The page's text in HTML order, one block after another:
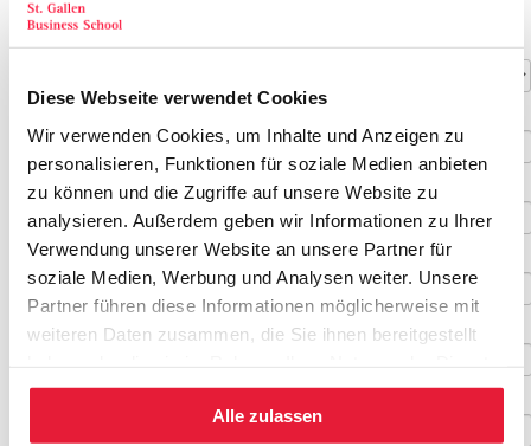
Diese Webseite verwendet Cookies
Wir verwenden Cookies, um Inhalte und Anzeigen zu
personalisieren, Funktionen für soziale Medien anbieten
zu können und die Zugriffe auf unsere Website zu
analysieren. Außerdem geben wir Informationen zu Ihrer
Verwendung unserer Website an unsere Partner für
soziale Medien, Werbung und Analysen weiter. Unsere
Partner führen diese Informationen möglicherweise mit
weiteren Daten zusammen, die Sie ihnen bereitgestellt
gesammelt haben.
Alle zulassen
Kontaktdaten
Anrede*
Vorname*
Nachname*
Geburtsdatum